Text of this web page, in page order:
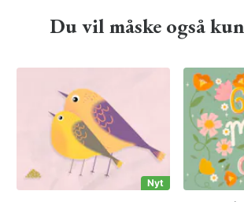
Du vil måske også
Nyt